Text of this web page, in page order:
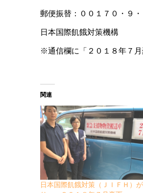
郵便振替：００１７０・９
日本国際飢餓対策機構
※通信欄に「２０１８年７月
関連
日本国際飢餓対策（ＪＩＦＨ）